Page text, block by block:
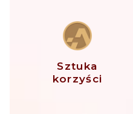
Sztuka
korzyści